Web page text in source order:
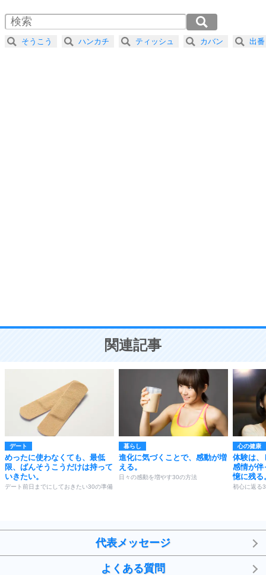
4 器の大きい人は、怒りを優しさで表現する。
ことが大切。
2.0倍速 （328KB 1分23秒）
2.5倍速 （262KB 1分6秒）
3.0倍速 （219KB 55秒）
そうこう ハンカチ ティッシュ カバン 出番
関連記事
デート
めったに使わなくても、最低
限、ばんそうこうだけは持って
いきたい。
デート前日までにしておきたい30の準備
暮らし
進化に気づくことで、感動が増
える。
日々の感動を増やす30の方法
心の健康
体験は、
感情が伴
憶に残る
初心に返る
代表メッセージ
よくある質問